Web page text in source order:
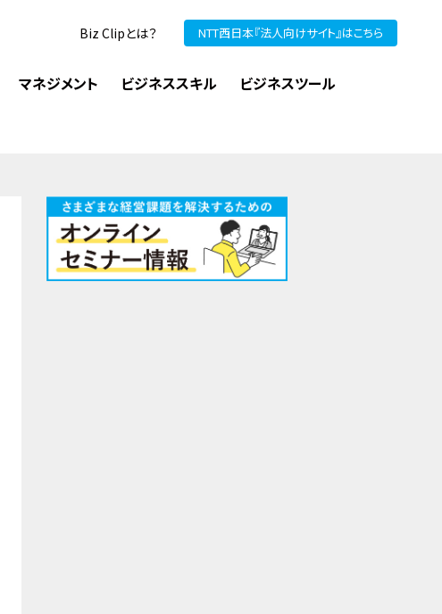
Biz Clipとは？ NTT西日本『法人向けサイト』はこちら
マネジメント ビジネススキル ビジネスツール